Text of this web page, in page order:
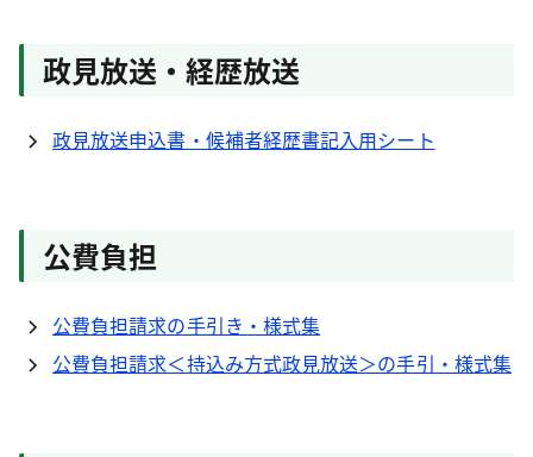
政見放送・経歴放送
政見放送申込書・候補者経歴書記入用シート
公費負担
公費負担請求の手引き・様式集
公費負担請求＜持込み方式政見放送＞の手引・様式集